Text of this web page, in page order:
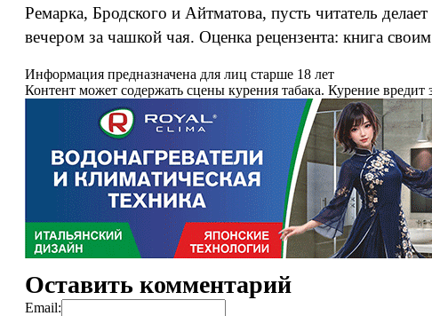
Ремарка, Бродского и Айтматова, пусть читатель
вечером за чашкой чая. Оценка рецензента: книга
Информация предназначена для лиц старше 18 лет
Контент может содержать сцены курения табака. Курение вредит
Оставить комментарий
Email: